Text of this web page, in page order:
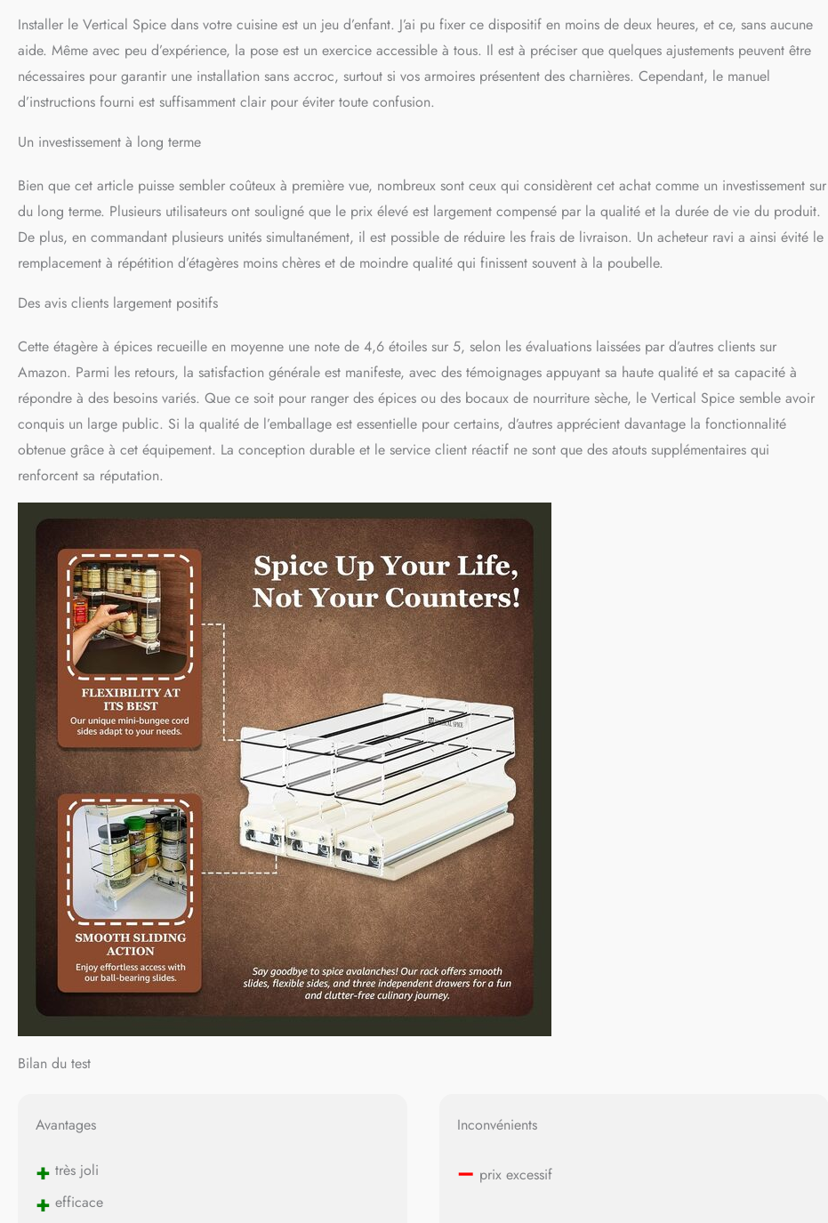
Installer le Vertical Spice dans votre cuisine est un jeu d’enfant. J’ai pu fixer ce dispositif en moins de deux heures, et ce, sans aucune
aide. Même avec peu d’expérience, la pose est un exercice accessible à tous. Il est à préciser que quelques ajustements peuvent être
nécessaires pour garantir une installation sans accroc, surtout si vos armoires présentent des charnières. Cependant, le manuel
d’instructions fourni est suffisamment clair pour éviter toute confusion.
Un investissement à long terme
Bien que cet article puisse sembler coûteux à première vue, nombreux sont ceux qui considèrent cet achat comme un investissement sur
du long terme. Plusieurs utilisateurs ont souligné que le prix élevé est largement compensé par la qualité et la durée de vie du produit.
De plus, en commandant plusieurs unités simultanément, il est possible de réduire les frais de livraison. Un acheteur ravi a ainsi évité le
remplacement à répétition d’étagères moins chères et de moindre qualité qui finissent souvent à la poubelle.
Des avis clients largement positifs
Cette étagère à épices recueille en moyenne une note de 4,6 étoiles sur 5, selon les évaluations laissées par d’autres clients sur
Amazon. Parmi les retours, la satisfaction générale est manifeste, avec des témoignages appuyant sa haute qualité et sa capacité à
répondre à des besoins variés. Que ce soit pour ranger des épices ou des bocaux de nourriture sèche, le Vertical Spice semble avoir
conquis un large public. Si la qualité de l’emballage est essentielle pour certains, d’autres apprécient davantage la fonctionnalité
obtenue grâce à cet équipement. La conception durable et le service client réactif ne sont que des atouts supplémentaires qui
renforcent sa réputation.
Bilan du test
Avantages
+ très joli
+ efficace
Inconvénients
– prix excessif